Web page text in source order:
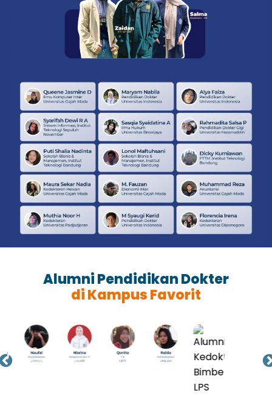
Alumni Pendidikan Dokter
di Kampus Favorit